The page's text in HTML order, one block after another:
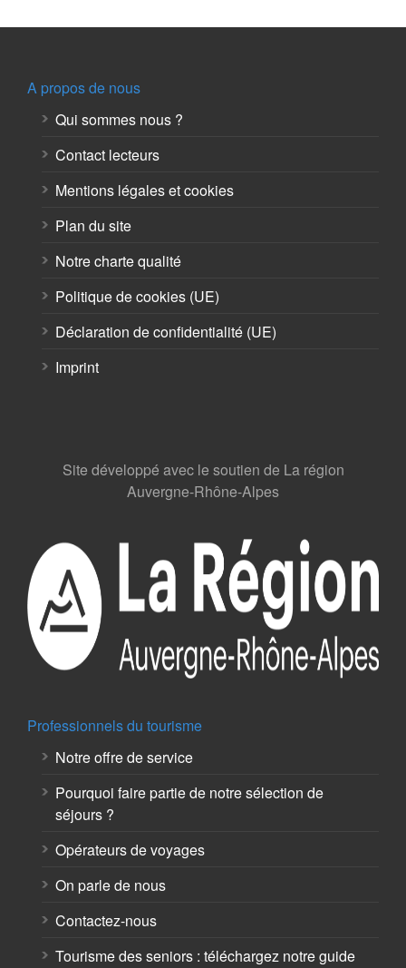
A propos de nous
Qui sommes nous ?
Contact lecteurs
Mentions légales et cookies
Plan du site
Notre charte qualité
Politique de cookies (UE)
Déclaration de confidentialité (UE)
Imprint
Site développé avec le soutien de La région
Auvergne-Rhône-Alpes
Professionnels du tourisme
Notre offre de service
Pourquoi faire partie de notre sélection de
séjours ?
Opérateurs de voyages
On parle de nous
Contactez-nous
Tourisme des seniors : téléchargez notre guide